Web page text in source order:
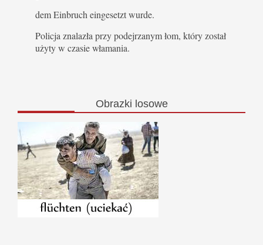
dem Einbruch eingesetzt wurde.
Policja znalazła przy podejrzanym łom, który został
użyty w czasie włamania.
Obrazki losowe